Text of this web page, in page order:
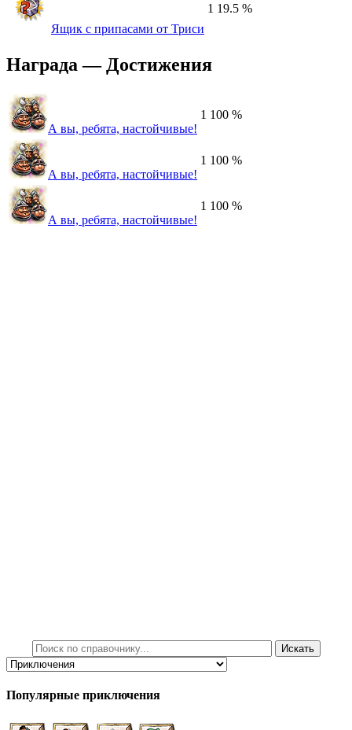
Ящик с припасами от Триси
1 19.5 %
Награда — Достижения
А вы, ребята, настойчивые!
1 100 %
А вы, ребята, настойчивые!
1 100 %
А вы, ребята, настойчивые!
1 100 %
Популярные приключения